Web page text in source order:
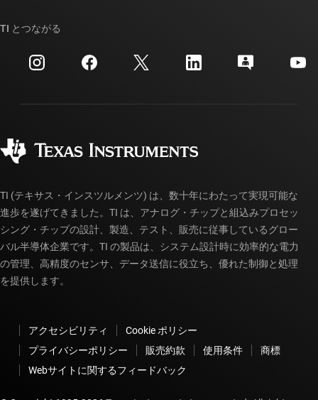
投資家向け情報
製造
クロスリファレンス検索
カスタマー・サポート・センター
myTI アカウントの FAQ
ご注文に関する FAQ
TI とつながる
TI (テキサス・インスツルメンツ) は、数十年にわたって実現可能な
進歩を遂げてきました。TI は、アナログ・チップと組込みプロセッ
シング・チップの設計、製造、テスト、販売に従事しているグロー
バル半導体企業です。TI の製品は、システム設計時に効率的な電力
の管理、高精度のセンサ、データ送信に役立ち、優れた制御と処理
を提供します。
アクセシビリティ
Cookie ポリシー
プライバシーポリシー
販売約款 使用条件
商標
Webサイトに関するフィードバック